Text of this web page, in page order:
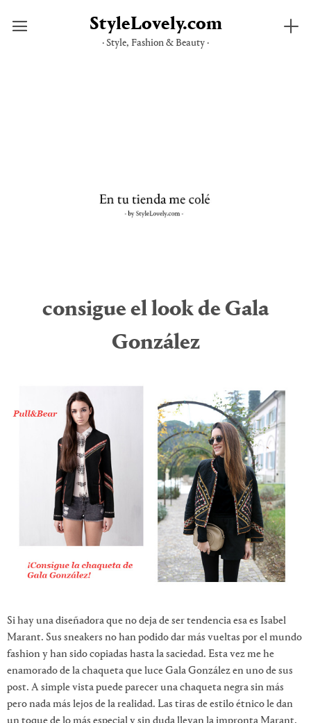
StyleLovely.com
· Style, Fashion & Beauty ·
consigue el look de Gala
González
Si hay una diseñadora que no deja de ser tendencia esa es Isabel
Marant. Sus sneakers no han podido dar más vueltas por el mundo
fashion y han sido copiadas hasta la saciedad. Esta vez me he
enamorado de la chaqueta que luce Gala González en uno de sus
post. A simple vista puede parecer una chaqueta negra sin más
pero nada más lejos de la realidad. Las tiras de estilo étnico le dan